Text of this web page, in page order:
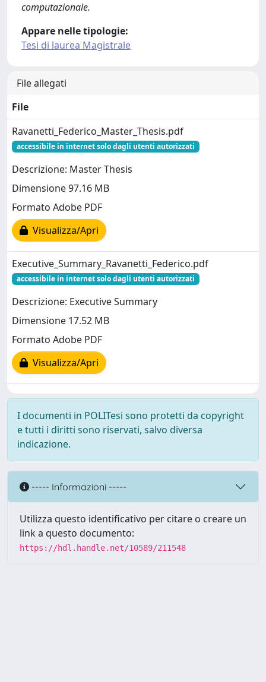
computazionale.
Appare nelle tipologie:
Tesi di laurea Magistrale
File allegati
File
Ravanetti_Federico_Master_Thesis.pdf
accessibile in internet solo dagli utenti autorizzati
Descrizione: Master Thesis
Dimensione 97.16 MB
Formato Adobe PDF
Visualizza/Apri
Executive_Summary_Ravanetti_Federico.pdf
accessibile in internet solo dagli utenti autorizzati
Descrizione: Executive Summary
Dimensione 17.52 MB
Formato Adobe PDF
Visualizza/Apri
I documenti in POLITesi sono protetti da copyright
e tutti i diritti sono riservati, salvo diversa
indicazione.
----- Informazioni -----
Utilizza questo identificativo per citare o creare un
link a questo documento:
https://hdl.handle.net/10589/211548